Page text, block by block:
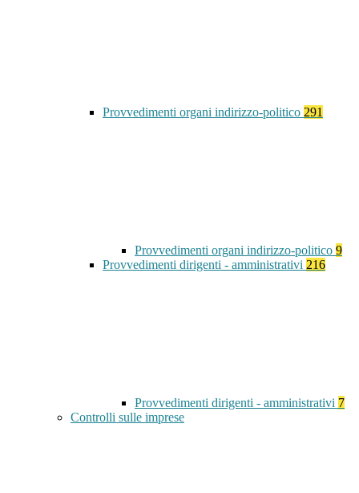
Provvedimenti organi indirizzo-politico 291
Provvedimenti organi indirizzo-politico 9
Provvedimenti dirigenti - amministrativi 216
Provvedimenti dirigenti - amministrativi 7
Controlli sulle imprese